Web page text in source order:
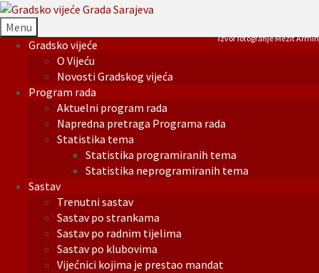
Menu
Gradsko vijeće
O Vijeću
Novosti Gradskog vijeća
Program rada
Aktuelni program rada
Napredna pretraga Programa rada
Statistika tema
Statistika programiranih tema
Statistika neprogramiranih tema
Sastav
Trenutni sastav
Sastav po strankama
Sastav po radnim tijelima
Sastav po klubovima
Vijećnici kojima je prestao mandat
Izvor fotografije Mezit Armin